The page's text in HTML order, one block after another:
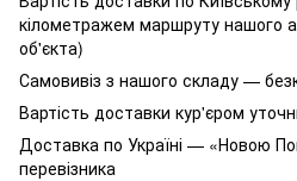
кілометражем маршруту нашого
об'єкта)
Самовивіз з нашого складу —
Вартість доставки кур'єром
Доставка по Україні — «Новою
перевізника